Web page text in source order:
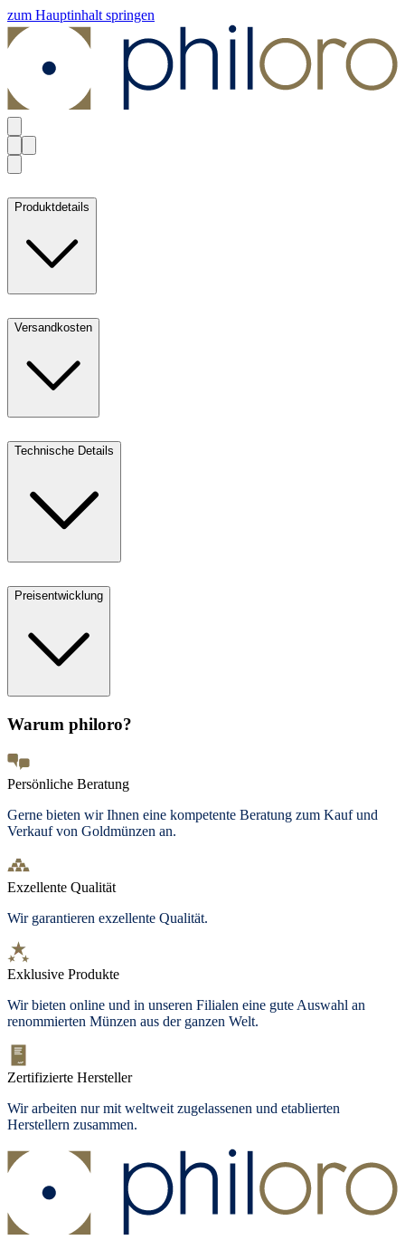
zum Hauptinhalt springen
Produktdetails
Versandkosten
Technische Details
Preisentwicklung
Warum philoro?
Persönliche Beratung
Gerne bieten wir Ihnen eine kompetente Beratung zum Kauf und
Verkauf von Goldmünzen an.
Exzellente Qualität
Wir garantieren exzellente Qualität.
Exklusive Produkte
Wir bieten online und in unseren Filialen eine gute Auswahl an
renommierten Münzen aus der ganzen Welt.
Zertifizierte Hersteller
Wir arbeiten nur mit weltweit zugelassenen und etablierten
Herstellern zusammen.